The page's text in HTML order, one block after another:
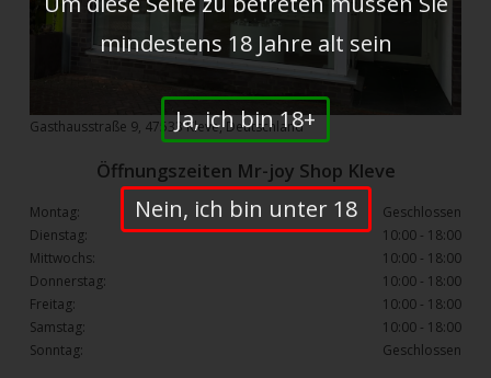
Gasthausstraße 9, 47533 Kleve, Deutschland
Öffnungszeiten Mr-joy Shop Kleve
Montag:
Geschlossen
Dienstag:
10:00 - 18:00
Mittwochs:
10:00 - 18:00
Donnerstag:
10:00 - 18:00
Freitag:
10:00 - 18:00
Samstag:
10:00 - 18:00
Sonntag:
Geschlossen
mindestens 18 Jahre alt sein
Ja, ich bin 18+
Nein, ich bin unter 18